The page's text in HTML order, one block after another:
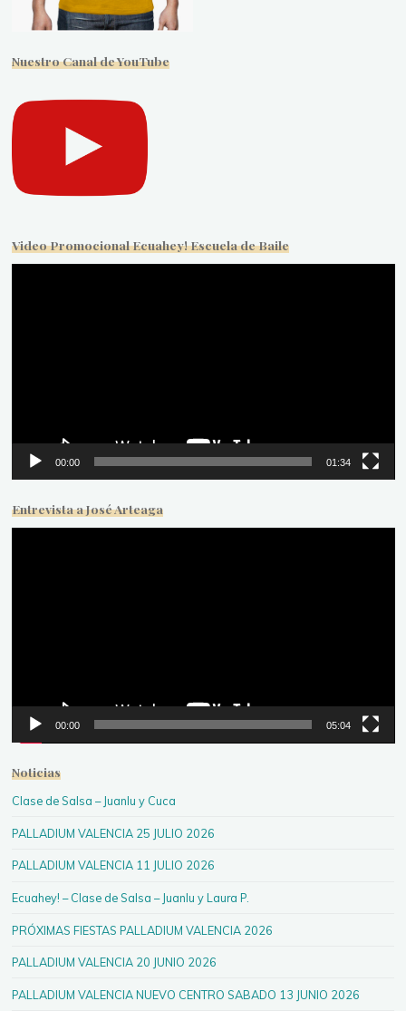
Nuestro Canal de YouTube
Video Promocional Ecuahey! Escuela de Baile
00:00 01:34
Entrevista a José Arteaga
00:00 05:04
Noticias
Clase de Salsa – Juanlu y Cuca
PALLADIUM VALENCIA 25 JULIO 2026
PALLADIUM VALENCIA 11 JULIO 2026
Ecuahey! – Clase de Salsa – Juanlu y Laura P.
PRÓXIMAS FIESTAS PALLADIUM VALENCIA 2026
PALLADIUM VALENCIA 20 JUNIO 2026
PALLADIUM VALENCIA NUEVO CENTRO SABADO 13 JUNIO 2026